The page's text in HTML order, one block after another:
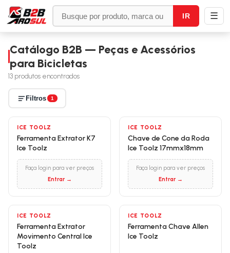
IR ☰
Catálogo B2B — Peças e Acessórios
para Bicicletas
13 produtos encontrados
Filtros 1
ICE TOOLZ
Ferramenta Extrator K7
Ice Toolz
Faça login para ver preços
Entrar →
ICE TOOLZ
Chave de Cone da Roda
Ice Toolz 17mmx18mm
Faça login para ver preços
Entrar →
ICE TOOLZ
Ferramenta Extrator
Movimento Central Ice
Toolz
ICE TOOLZ
Ferramenta Chave Allen
Ice Toolz